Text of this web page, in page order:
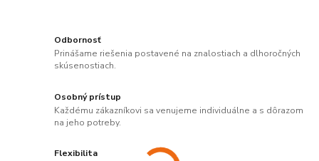
Odbornosť
Prinášame riešenia postavené na znalostiach a dlhoročných
skúsenostiach.
Osobný prístup
Každému zákazníkovi sa venujeme individuálne a s dôrazom
na jeho potreby.
Flexibilita